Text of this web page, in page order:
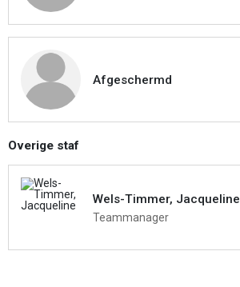
Afgeschermd
Overige staf
Wels-Timmer, Jacqueline
Teammanager